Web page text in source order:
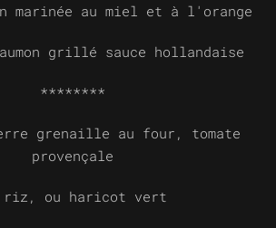
marinée au miel et à l'orange
grillé sauce hollandaise
********
terre grenaille au four, tomate
provençale
riz, ou haricot vert